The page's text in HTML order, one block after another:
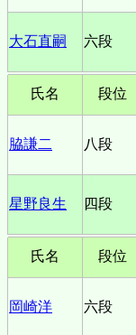
大石直嗣 六段
氏名 段位
脇謙二 八段
星野良生 四段
氏名 段位
岡崎洋 六段